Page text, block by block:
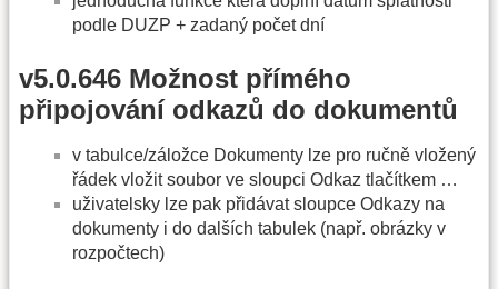
podle DUZP + zadaný počet dní
v5.0.646 Možnost přímého
připojování odkazů do dokumentů
v tabulce/záložce Dokumenty lze pro ručně vložený
řádek vložit soubor ve sloupci Odkaz tlačítkem …
uživatelsky lze pak přidávat sloupce Odkazy na
dokumenty i do dalších tabulek (např. obrázky v
rozpočtech)